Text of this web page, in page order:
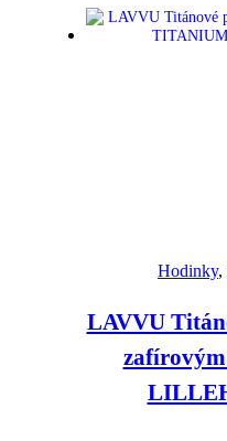
Hodinky,
LAVVU